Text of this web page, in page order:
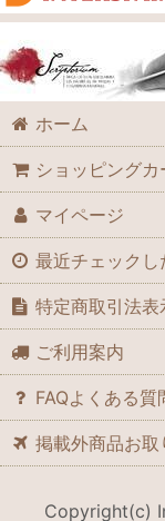
ホーム
ショッピングカ
マイページ
最近チェックし
特定商取引法表
ご利用案内
FAQよくある質
掲載外商品お取
Copyright(c)